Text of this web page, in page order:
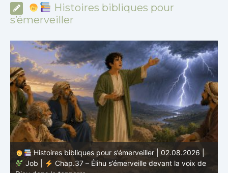
Histoires bibliques pour
s’émerveiller
Histoires bibliques pour s’émerveiller | 01.08.2026 |
Job |
Chap.36 – Élihu continue de parler de la